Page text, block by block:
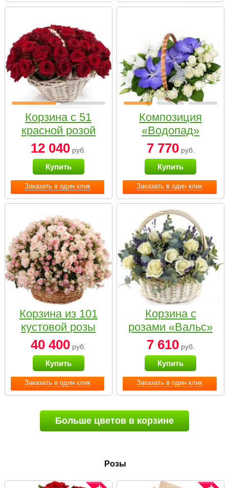
Заказать в один клик
Корзина с 51
красной розой
12 040 руб.
Купить
Заказать в один клик
Композиция
«Водопад»
7 770руб.
Купить
Заказать в один клик
Корзина из 101
кустовой розы
нежных тонов
40 400 руб.
Купить
Заказать в один клик
Корзина с
розами «Вальс»
7 610руб.
Купить
Больше цветов в корзине
Розы